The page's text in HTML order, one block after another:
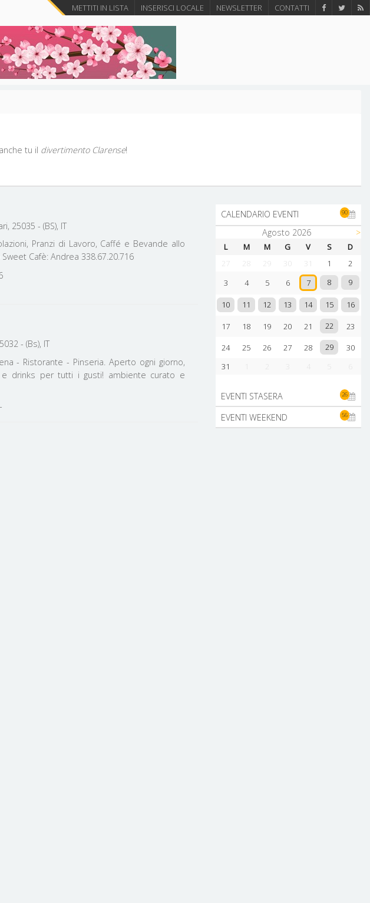
METTITI IN LISTA INSERISCI LOCALE NEWSLETTER CONTATTI
tu il divertimento Clarense!
25035 - (BS), IT
Pranzi di Lavoro, Caffé e Bevande allo
Cafè: Andrea 338.67.20.716
- (Bs), IT
- Ristorante - Pinseria. Aperto ogni giorno,
drinks per tutti i gusti! ambiente curato e
CALENDARIO EVENTI 90
Agosto 2026 >
L M M G V S
D
27
28 30 31 1
2
3
4 5 6 7 8 9
10 11 12 13 14 15 16
17 18 19 20 21 22
23
24
25 26 27 28 29
30
31
EVENTI STASERA 26
EVENTI WEEKEND 56